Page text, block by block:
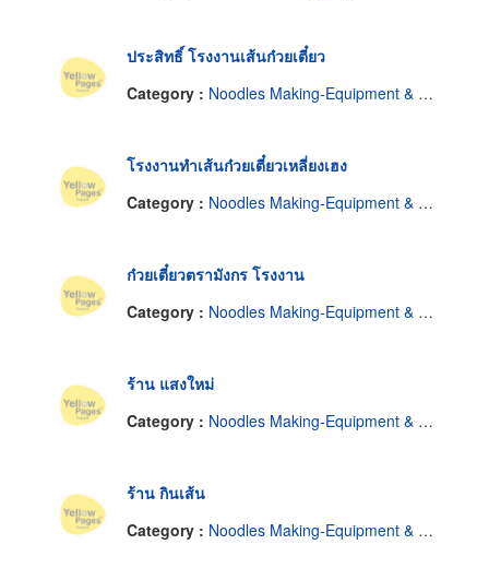
ประสิทธิ์ โรงงานเส้นก๋วยเตี๋ยว
Category : Noodles Making-Equipment & Machines
โรงงานทำเส้นก๋วยเตี๋ยวเหลี่ยงเฮง
Category : Noodles Making-Equipment & Machines
ก๋วยเตี๋ยวตรามังกร โรงงาน
Category : Noodles Making-Equipment & Machines
ร้าน แสงใหม่
Category : Noodles Making-Equipment & Machines
ร้าน กินเส้น
Category : Noodles Making-Equipment & Machines